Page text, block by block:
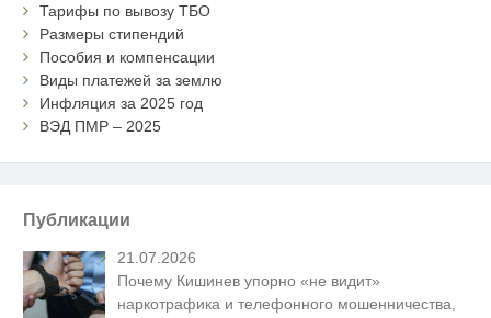
Тарифы по вывозу ТБО
Размеры стипендий
Пособия и компенсации
Виды платежей за землю
Инфляция за 2025 год
ВЭД ПМР – 2025
Публикации
21.07.2026
Почему Кишинев упорно «не видит»
наркотрафика и телефонного мошенничества,